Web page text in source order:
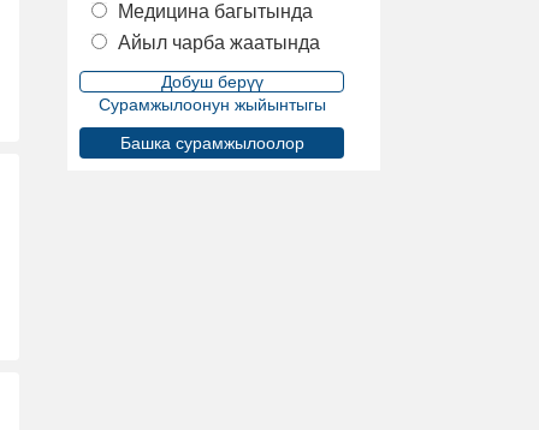
Медицина багытында
Айыл чарба жаатында
Сурамжылоонун жыйынтыгы
Башка сурамжылоолор